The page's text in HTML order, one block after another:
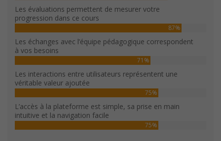
Les évaluations permettent de mesurer votre
progression dans ce cours
87%
Les échanges avec l’équipe pédagogique correspondent
à vos besoins
71%
Les interactions entre utilisateurs représentent une
véritable valeur ajoutée
75%
L’accès à la plateforme est simple, sa prise en main
intuitive et la navigation facile
75%